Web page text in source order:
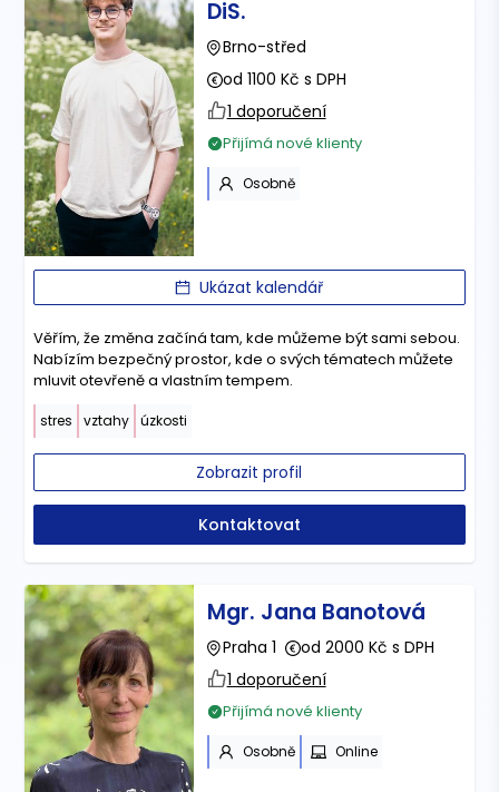
DiS.
Brno-střed
od 1100 Kč s DPH
1 doporučení
Přijímá nové klienty
Osobně
Ukázat kalendář
Věřím, že změna začíná tam, kde můžeme být sami sebou.
Nabízím bezpečný prostor, kde o svých tématech můžete
mluvit otevřeně a vlastním tempem.
stres vztahy úzkosti
Zobrazit profil
Kontaktovat
Mgr. Jana Banotová
Praha 1
od 2000 Kč s DPH
1 doporučení
Přijímá nové klienty
Osobně Online